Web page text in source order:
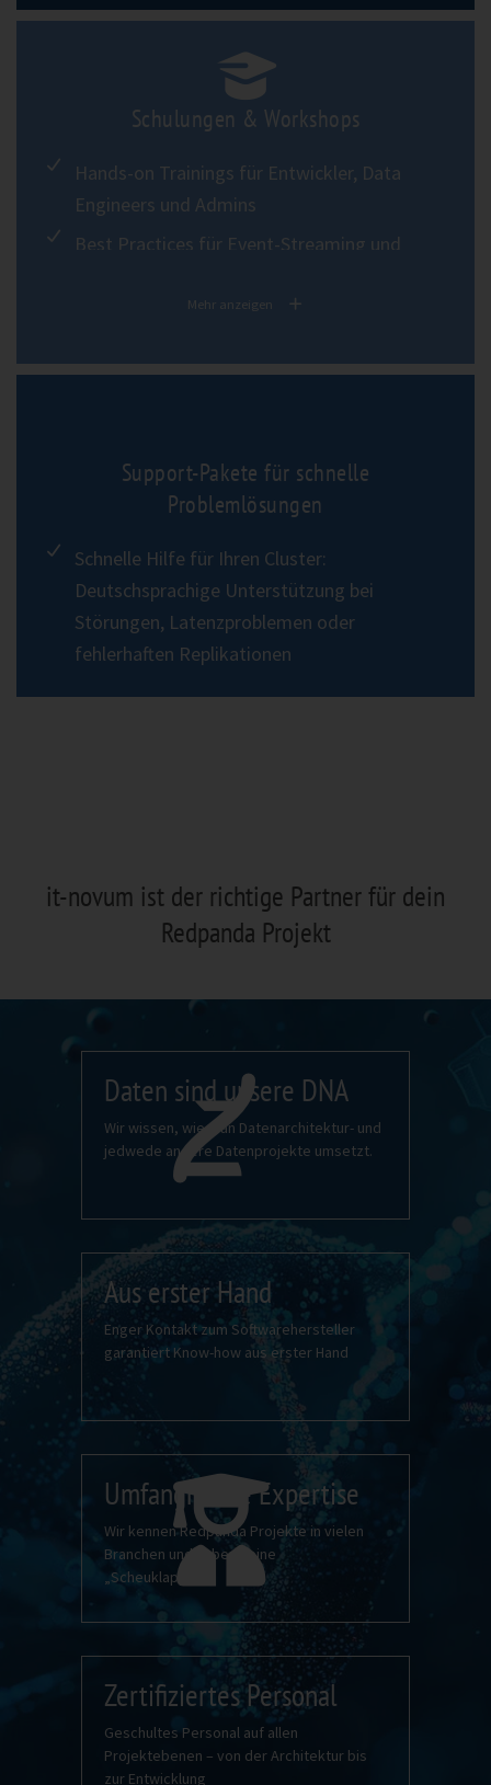
Schulungen & Workshops
Hands-on Trainings für Entwickler, Data
Engineers und Admins
Best Practices für Event-Streaming und
Offizielle Herstellertrainings
Mehr anzeigen
Support-Pakete für schnelle
Problemlösungen
Schnelle Hilfe für Ihren Cluster:
Deutschsprachige Unterstützung bei
Störungen, Latenzproblemen oder
fehlerhaften Replikationen
it-novum ist der richtige Partner für dein
Redpanda Projekt
Daten sind unsere DNA
Wir wissen, wie man Datenarchitektur- und
jedwede andere Datenprojekte umsetzt.
Aus erster Hand
Enger Kontakt zum Softwarehersteller
garantiert Know-how aus erster Hand
Umfangreiche Expertise
Wir kennen Redpanda Projekte in vielen
Branchen und haben keine
„Scheuklappen“.
Zertifiziertes Personal
Geschultes Personal auf allen
Projektebenen – von der Architektur bis
zur Entwicklung